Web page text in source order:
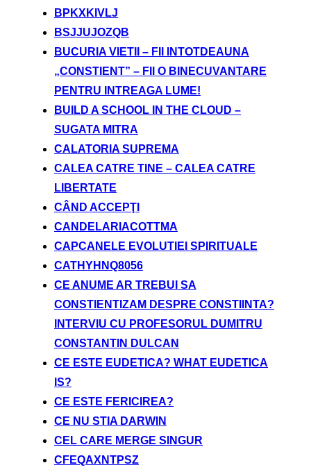
BPKXKIVLJ
BSJJUJOZQB
BUCURIA VIETII – FII INTOTDEAUNA
„CONSTIENT” – FII O BINECUVANTARE
PENTRU INTREAGA LUME!
BUILD A SCHOOL IN THE CLOUD –
SUGATA MITRA
CALATORIA SUPREMA
CALEA CATRE TINE – CALEA CATRE
LIBERTATE
CÂND ACCEPŢI
CANDELARIACOTTMA
CAPCANELE EVOLUTIEI SPIRITUALE
CATHYHNQ8056
CE ANUME AR TREBUI SA
CONSTIENTIZAM DESPRE CONSTIINTA?
INTERVIU CU PROFESORUL DUMITRU
CONSTANTIN DULCAN
CE ESTE EUDETICA? WHAT EUDETICA
IS?
CE ESTE FERICIREA?
CE NU STIA DARWIN
CEL CARE MERGE SINGUR
CFEQAXNTPSZ